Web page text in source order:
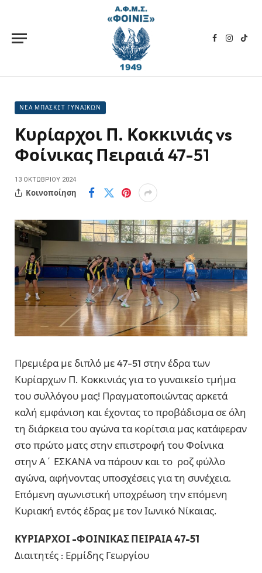
Facebook
ΝΕΑ ΜΠΑΣΚΕΤ ΓΥΝΑΙΚΩΝ
Κυρίαρχοι Π. Κοκκινιάς vs
Φοίνικας Πειραιά 47-51
13 ΟΚΤΩΒΡΊΟΥ 2024
Κοινοποίηση
Πρεμιέρα με διπλό με 47-51 στην έδρα των
Κυρίαρχων Π. Κοκκινιάς για το γυναικείο τμήμα
του συλλόγου μας! Πραγματοποιώντας αρκετά
καλή εμφάνιση και έχοντας το προβάδισμα σε όλη
τη διάρκεια του αγώνα τα κορίτσια μας κατάφεραν
στο πρώτο ματς στην επιστροφή του Φοίνικα
στην Α΄ ΕΣΚΑΝΑ να πάρουν και το ροζ φύλλο
αγώνα, αφήνοντας υποσχέσεις για τη συνέχεια.
Επόμενη αγωνιστική υποχρέωση την επόμενη
Κυριακή εντός έδρας με τον Ιωνικό Νίκαιας.
ΚΥΡΙΑΡΧΟΙ -ΦΟΙΝΙΚΑΣ ΠΕΙΡΑΙΑ 47-51
Διαιτητές : Ερμίδης Γεωργίου